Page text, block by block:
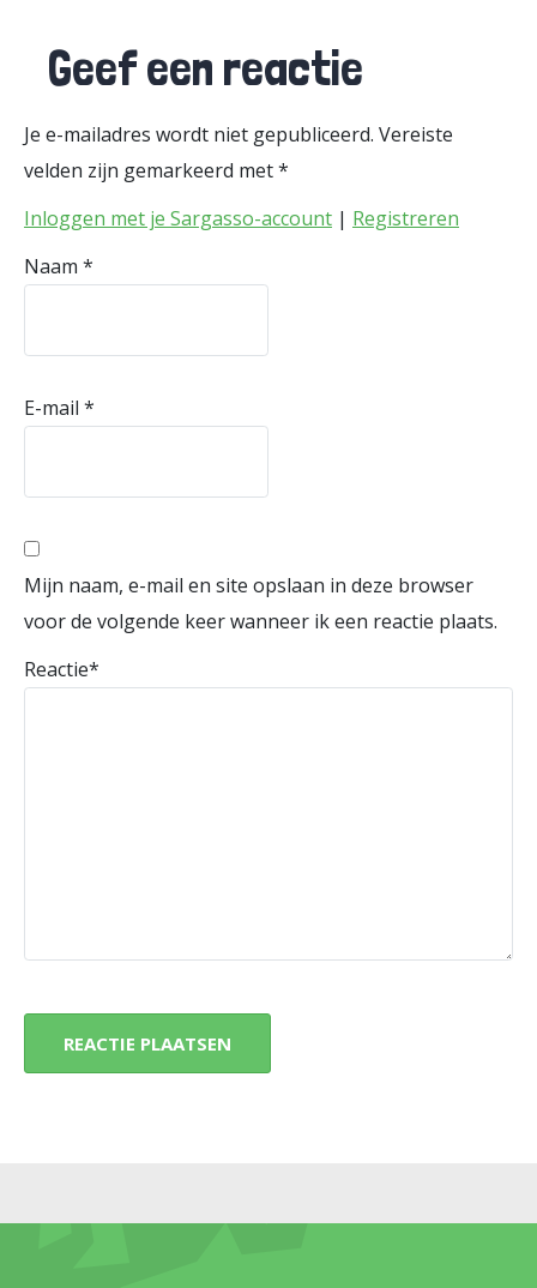
Geef een reactie
Je e-mailadres wordt niet gepubliceerd. Vereiste
velden zijn gemarkeerd met*
Inloggen met je Sargasso-account | Registreren
Naam *
E-mail *
Mijn naam, e-mail en site opslaan in deze browser
voor de volgende keer wanneer ik een reactie plaats.
Reactie*